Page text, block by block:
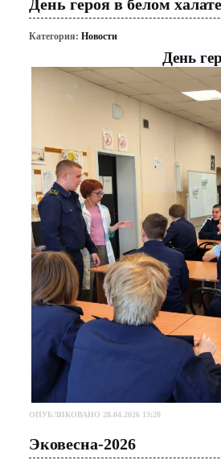
День героя в белом халате
Категория: Новости
День
ОПУБЛИКОВАНО 28.04.2026 13:20
Эковесна-2026